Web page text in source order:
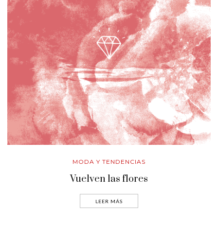
MODA Y TENDENCIAS
Vuelven las flores
LEER MÁS